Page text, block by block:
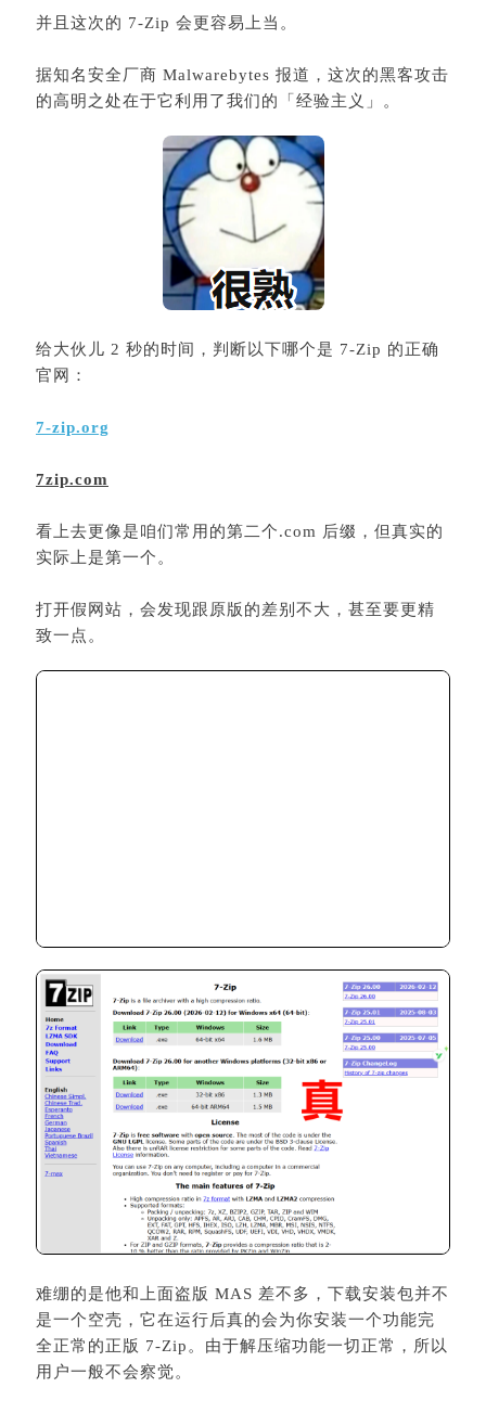
并且这次的 7-Zip 会更容易上当。
据知名安全厂商 Malwarebytes 报道，这次的黑客攻击
的高明之处在于它利用了我们的「经验主义」。
给大伙儿 2 秒的时间，判断以下哪个是 7-Zip 的正确
官网：
7-zip.org
7zip.com
看上去更像是咱们常用的第二个.com 后缀，但真实的
实际上是第一个。
打开假网站，会发现跟原版的差别不大，甚至要更精
致一点。
难绷的是他和上面盗版 MAS 差不多，下载安装包并不
是一个空壳，它在运行后真的会为你安装一个功能完
全正常的正版 7-Zip。由于解压缩功能一切正常，所以
用户一般不会察觉。